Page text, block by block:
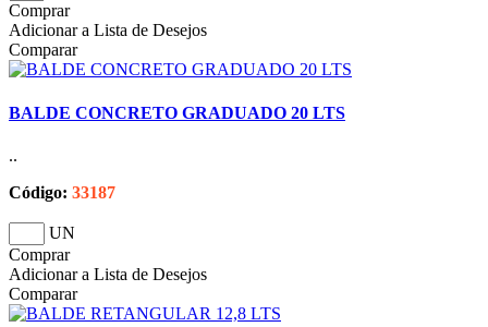
Comprar
Adicionar a Lista de Desejos
Comparar
BALDE CONCRETO GRADUADO 20 LTS
..
Código: 33187
UN
Comprar
Adicionar a Lista de Desejos
Comparar